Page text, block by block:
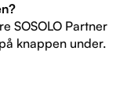
SOSOLO Partner
knappen under.